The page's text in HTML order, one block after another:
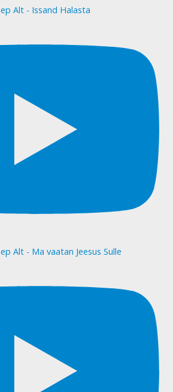
Alt - Issand Halasta
Alt - Ma vaatan Jeesus Sulle